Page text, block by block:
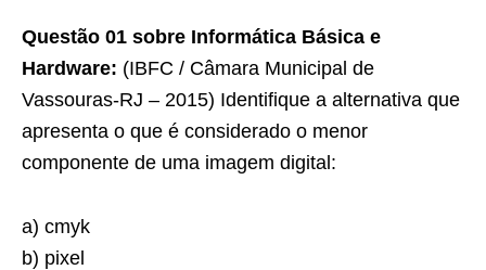
Questão 01 sobre Informática Básica e
Hardware: (IBFC / Câmara Municipal de
Vassouras-RJ – 2015) Identifique a alternativa que
apresenta o que é considerado o menor
componente de uma imagem digital:
a) cmyk
b) pixel